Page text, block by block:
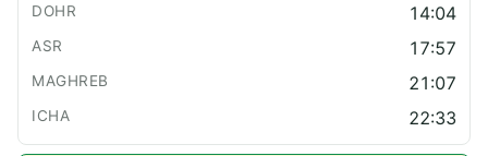
14:04
17:57
21:07
22:33